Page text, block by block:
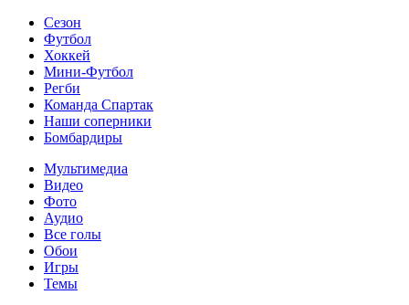
Сезон
Футбол
Хоккей
Мини-Футбол
Регби
Команда Спартак
Наши соперники
Бомбардиры
Мультимедиа
Видео
Фото
Аудио
Все голы
Обои
Игры
Темы